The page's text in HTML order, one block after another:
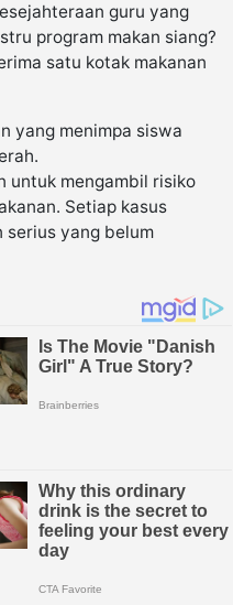
guru yang
program makan siang?
satu kotak makanan
yang menimpa siswa
untuk mengambil risiko
Setiap kasus
serius yang belum